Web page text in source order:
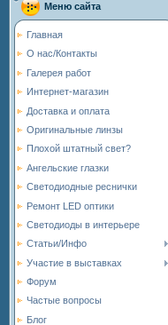
Меню сайта
Главная
О нас/Контакты
Галерея работ
Интернет-магазин
Доставка и оплата
Оригинальные линзы
Плохой штатный свет?
Ангельские глазки
Светодиодные реснички
Ремонт LED оптики
Светодиоды в интерьере
Статьи/Инфо
Участие в выставках
Форум
Частые вопросы
Блог